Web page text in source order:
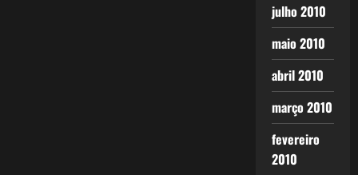
julho 2010
maio 2010
abril 2010
março 2010
fevereiro
2010